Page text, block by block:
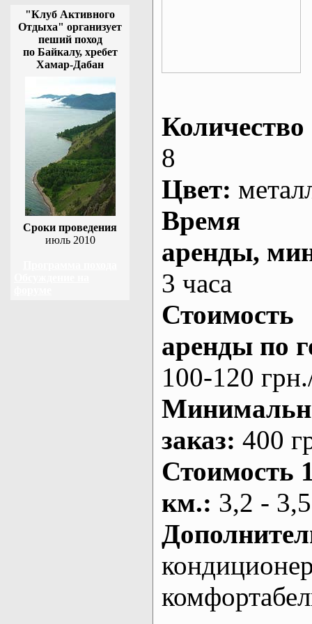
"Клуб Активного
Отдыха" организует
пеший поход
по Байкалу, хребет
Хамар-Дабан
Сроки проведения
июль 2010
Количество
8
Цвет:
Время
аренды,
3 часа
Стоимость
аренды по
100-120
заказ: 400
Стоимость
км.: 3,2 -